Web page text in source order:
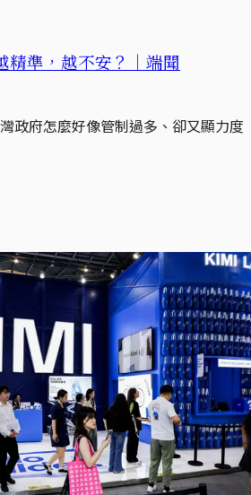
精準，越不安？｜端聞
政府怎麼好像管制過多、卻又顯力度